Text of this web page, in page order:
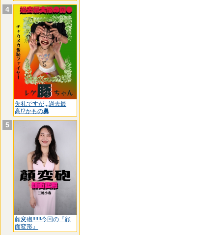
4
失礼ですが,,,過去最
高!?かもの鼻
5
顏変砲!!!!!!今回の『顔
面変形』